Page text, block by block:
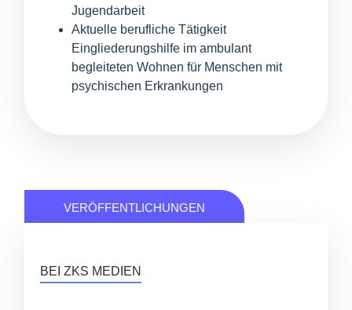
Jugendarbeit
Aktuelle berufliche Tätigkeit
Eingliederungshilfe im ambulant
begleiteten Wohnen für Menschen mit
psychischen Erkrankungen
VERÖFFENTLICHUNGEN
BEI ZKS MEDIEN